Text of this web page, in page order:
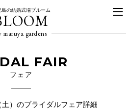
島の結婚式場ブルーム
maruya gardens
FAIR
フェア
土）のブライダルフェア詳細